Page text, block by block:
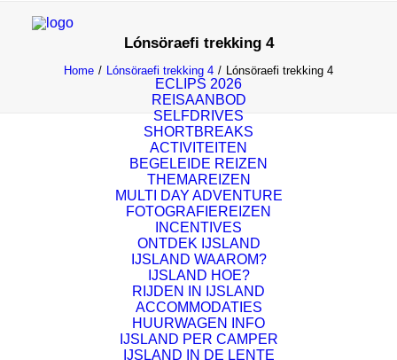
ECLIPS 2026
REISAANBOD
SELFDRIVES
SHORTBREAKS
ACTIVITEITEN
BEGELEIDE REIZEN
THEMAREIZEN
MULTI DAY ADVENTURE
FOTOGRAFIEREIZEN
INCENTIVES
ONTDEK IJSLAND
IJSLAND WAAROM?
IJSLAND HOE?
RIJDEN IN IJSLAND
ACCOMMODATIES
HUURWAGEN INFO
IJSLAND PER CAMPER
IJSLAND IN DE LENTE
Lónsöraefi trekking 4
Home Lónsöraefi trekking 4 Lónsöraefi trekking 4